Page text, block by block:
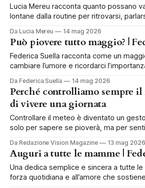
Lucia Mereu racconta quanto possano
lontane dalla routine per ritrovarsi,
Da Lucia Mereu 14 mag 2026
Può piovere tutto maggio? |
Federica Suella racconta come un
cambiare l’umore e ricordarci
Da Federica Suella 14 mag 2026
Perché controlliamo sempre
di vivere una giornata
Controllare il meteo è diventato un
solo per sapere se pioverà, ma per
Da Redazione Vision Magazine 13 mag 2026
Auguri a tutte le mamme |
Una dedica semplice e sincera a tutte le
forza quotidiana e all’amore che